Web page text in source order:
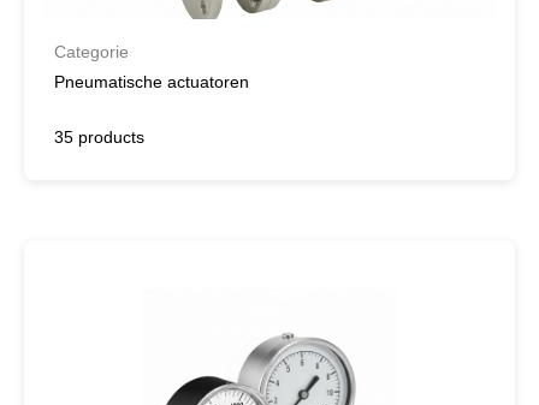
Categorie
Pneumatische actuatoren
35 products